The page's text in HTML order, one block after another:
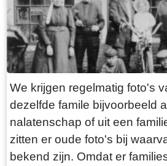
We krijgen regelmatig foto's
dezelfde famile bijvoorbeeld
nalatenschap of uit een
zitten er oude foto's bij
bekend zijn. Omdat er